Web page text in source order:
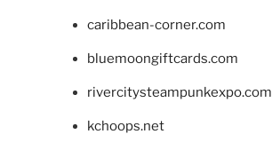
caribbean-corner.com
bluemoongiftcards.com
rivercitysteampunkexpo.com
kchoops.net